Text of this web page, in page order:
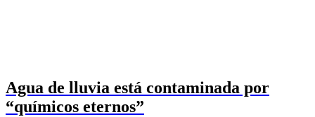
Agua de lluvia está contaminada por
“químicos eternos”